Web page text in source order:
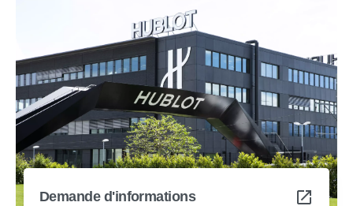
Demande d'informations